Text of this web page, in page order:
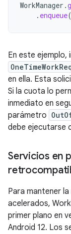
WorkManager .
. enqueue(
En este ejemplo,
en ella. Esta
Si la cuota lo
inmediato en
parámetro
debe ejecutarse
Servicios en
Para mantener
acelerados,
primer plano en
Android 12. Los